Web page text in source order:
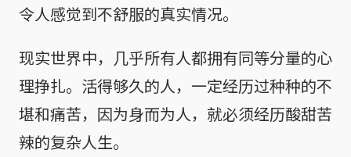
令人感觉到不舒服的真实情况。
现实世界中，几乎所有人都拥有同等分量的心
理挣扎。活得够久的人，一定经历过种种的不
堪和痛苦，因为身而为人，就必须经历酸甜苦
辣的复杂人生。